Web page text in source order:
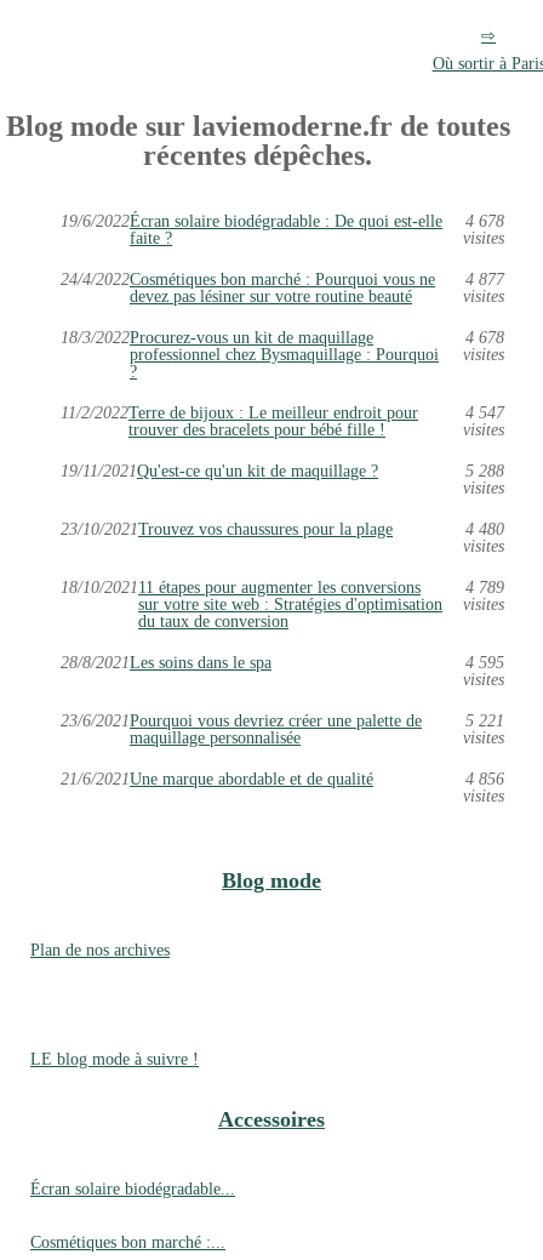
Où sortir à
Blog mode sur laviemoderne.fr de toutes
récentes dépêches.
19/6/2022Écran solaire biodégradable : De quoi est-elle
faite ?
4 678
visites
24/4/2022Cosmétiques bon marché : Pourquoi vous ne
devez pas lésiner sur votre routine beauté
4 877
visites
18/3/2022Procurez-vous un kit de maquillage
professionnel chez Bysmaquillage : Pourquoi
?
4 678
visites
11/2/2022Terre de bijoux : Le meilleur endroit pour
trouver des bracelets pour bébé fille !
4 547
visites
19/11/2021Qu'est-ce qu'un kit de maquillage ?
5 288
visites
23/10/2021Trouvez vos chaussures pour la plage
4 480
visites
18/10/202111 étapes pour augmenter les conversions
sur votre site web : Stratégies d'optimisation
du taux de conversion
4 789
visites
28/8/2021Les soins dans le spa
4 595
visites
23/6/2021Pourquoi vous devriez créer une palette de
maquillage personnalisée
5 221
visites
21/6/2021Une marque abordable et de qualité
4 856
visites
Blog mode
Plan de nos archives
LE blog mode à suivre !
Accessoires
Écran solaire biodégradable...
Cosmétiques bon marché :...